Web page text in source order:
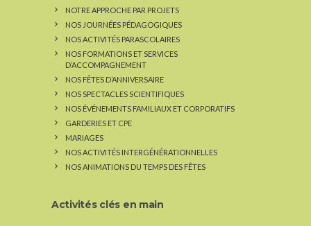
NOTRE APPROCHE PAR PROJETS
NOS JOURNÉES PÉDAGOGIQUES
NOS ACTIVITÉS PARASCOLAIRES
NOS FORMATIONS ET SERVICES
D’ACCOMPAGNEMENT
NOS FÊTES D’ANNIVERSAIRE
NOS SPECTACLES SCIENTIFIQUES
NOS ÉVÉNEMENTS FAMILIAUX ET CORPORATIFS
GARDERIES ET CPE
MARIAGES
NOS ACTIVITÉS INTERGÉNÉRATIONNELLES
NOS ANIMATIONS DU TEMPS DES FÊTES
Activités clés en main